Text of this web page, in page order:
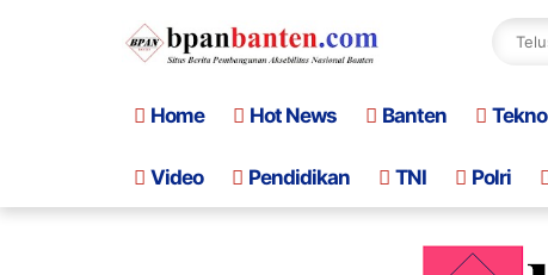
Home Hot News Banten Tekno
Video Pendidikan TNI Polri